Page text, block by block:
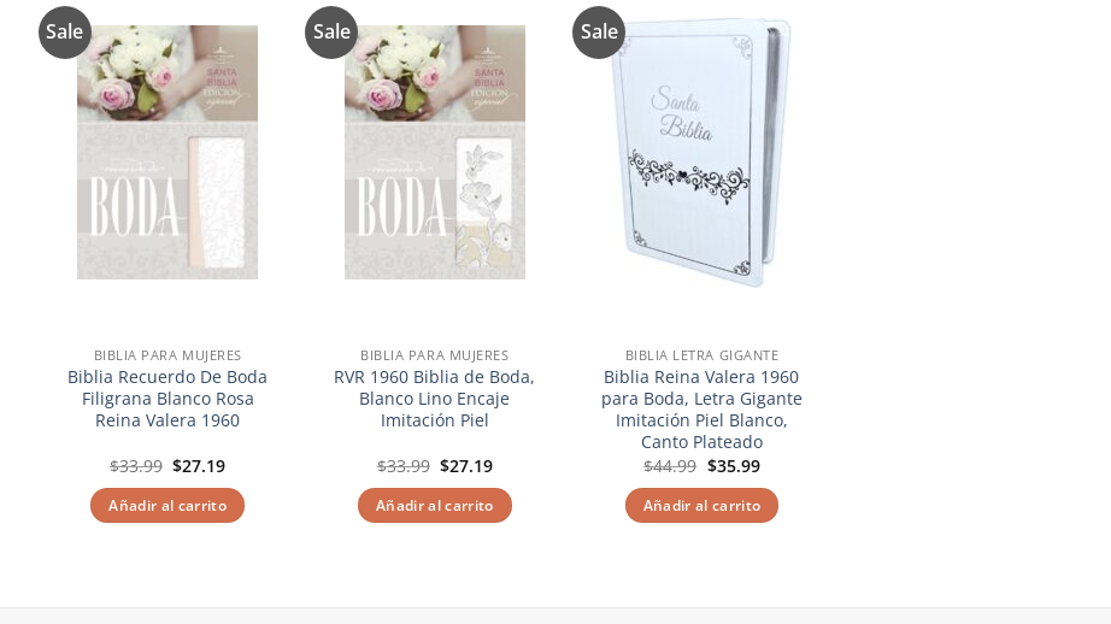
Sale
Añadir
lista de
deseos
BIBLIA PARA MUJERES
Biblia Recuerdo De Boda
Filigrana Blanco Rosa
Reina Valera 1960
$33.99 El
original
era:
$27.19El
actual
es:
Añadir al carrito
Sale
Añadir
lista de
deseos
BIBLIA PARA MUJERES
RVR 1960 Biblia de Boda,
Blanco Lino Encaje
Imitación Piel
$33.99 El
original
era:
$27.19El
actual
es:
Añadir al carrito
Sale
Añadir
lista de
deseos
BIBLIA LETRA GIGANTE
Biblia Reina Valera 1960
para Boda, Letra Gigante
Imitación Piel Blanco,
Canto Plateado
$44.99 El
original
era:
$35.99El
actual
es:
Añadir al carrito